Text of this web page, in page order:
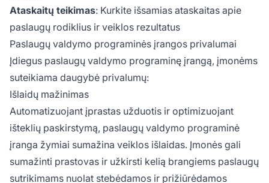
Ataskaitų teikimas: Kurkite išsamias ataskaitas apie
paslaugų rodiklius ir veiklos rezultatus
Paslaugų valdymo programinės įrangos privalumai
Įdiegus paslaugų valdymo programinę įrangą, įmonėms
suteikiama daugybė privalumų:
Išlaidų mažinimas
Automatizuojant įprastas užduotis ir optimizuojant
išteklių paskirstymą, paslaugų valdymo programinė
įranga žymiai sumažina veiklos išlaidas. Įmonės gali
sumažinti prastovas ir užkirsti kelią brangiems paslaugų
sutrikimams nuolat stebėdamos ir prižiūrėdamos